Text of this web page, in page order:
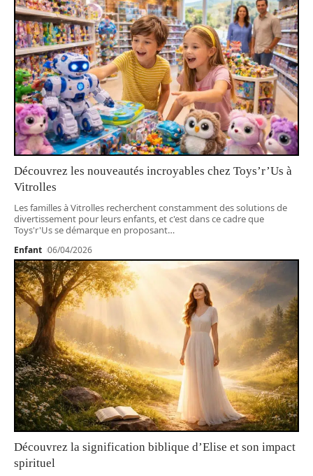
Découvrez les nouveautés incroyables chez Toys’r’Us à
Vitrolles
Les familles à Vitrolles recherchent constamment des solutions de
divertissement pour leurs enfants, et c'est dans ce cadre que
Toys'r'Us se démarque en proposant…
Enfant 06/04/2026
Découvrez la signification biblique d’Elise et son impact
spirituel